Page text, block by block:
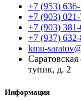
+7 (953)
+7 (903)
+7 (903)
+7 (937)
kmu-
тупик, д. 2
Информация